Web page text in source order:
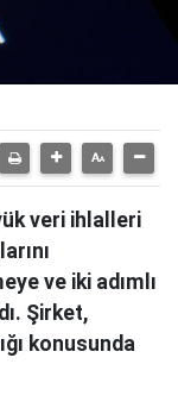
veri ihlalleri
ve iki adımlı
Şirket,
konusunda